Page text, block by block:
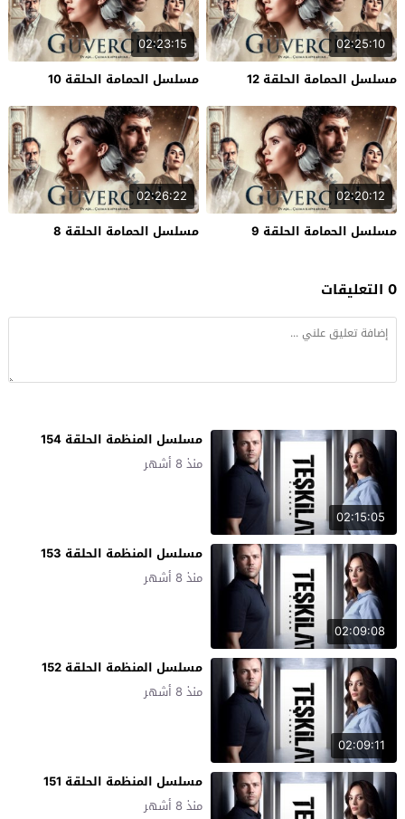
02:25:10
مسلسل الحمامة الحلقة 12
02:23:15
مسلسل الحمامة الحلقة 10
02:20:12
مسلسل الحمامة الحلقة 9
02:26:22
مسلسل الحمامة الحلقة 8
0 التعليقات
02:15:05
مسلسل المنظمة الحلقة 154
منذ 8 أشهر
02:09:08
مسلسل المنظمة الحلقة 153
منذ 8 أشهر
02:09:11
مسلسل المنظمة الحلقة 152
منذ 8 أشهر
مسلسل المنظمة الحلقة 151
منذ 8 أشهر